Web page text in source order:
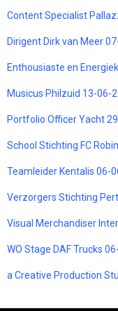
Content Specialist
Dirigent Dirk van Meer
Enthousiaste en
Musicus Philzuid 13-06-
Portfolio Officer Yacht
School Stichting FC
Teamleider Kentalis 06-
Verzorgers Stichting
Visual Merchandiser
WO Stage DAF Trucks
a Creative Production